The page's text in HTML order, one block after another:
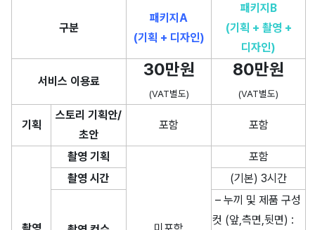
구분
패키지A
(기획 + 디자인)
패키지B
(기획 + 촬영 +
디자인)
서비스 이용료
30만원
(VAT별도)
80만원
(VAT별도)
기획
스토리 기획안/
초안
포함 포함
촬영 기획
포함
촬영 시간
(기본) 3시간
– 누끼 및 제품 구성
컷 (앞,측면,뒷면) :